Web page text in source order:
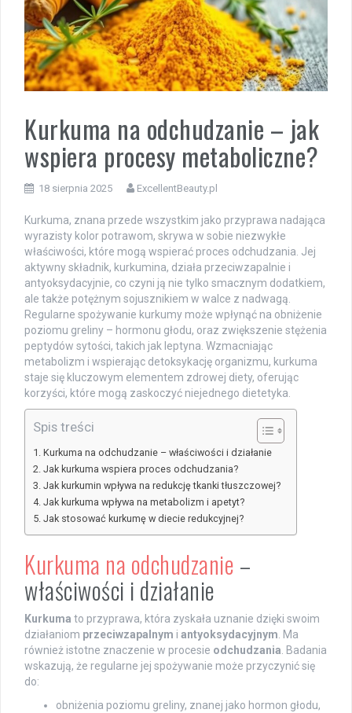
Kurkuma na odchudzanie – jak
wspiera procesy metaboliczne?
18 sierpnia 2025 ExcellentBeauty.pl
Kurkuma, znana przede wszystkim jako przyprawa nadająca
wyrazisty kolor potrawom, skrywa w sobie niezwykłe
właściwości, które mogą wspierać proces odchudzania. Jej
aktywny składnik, kurkumina, działa przeciwzapalnie i
antyoksydacyjnie, co czyni ją nie tylko smacznym dodatkiem,
ale także potężnym sojusznikiem w walce z nadwagą.
Regularne spożywanie kurkumy może wpłynąć na obniżenie
poziomu greliny – hormonu głodu, oraz zwiększenie stężenia
peptydów sytości, takich jak leptyna. Wzmacniając
metabolizm i wspierając detoksykację organizmu, kurkuma
staje się kluczowym elementem zdrowej diety, oferując
korzyści, które mogą zaskoczyć niejednego dietetyka.
Spis treści
Kurkuma na odchudzanie – właściwości i działanie
Jak kurkuma wspiera proces odchudzania?
Jak kurkumin wpływa na redukcję tkanki tłuszczowej?
Jak kurkuma wpływa na metabolizm i apetyt?
Jak stosować kurkumę w diecie redukcyjnej?
Kurkuma na odchudzanie –
właściwości i działanie
Kurkuma to przyprawa, która zyskała uznanie dzięki swoim
działaniom przeciwzapalnym i antyoksydacyjnym. Ma
również istotne znaczenie w procesie odchudzania. Badania
wskazują, że regularne jej spożywanie może przyczynić się
do:
obniżenia poziomu greliny, znanej jako hormon głodu,